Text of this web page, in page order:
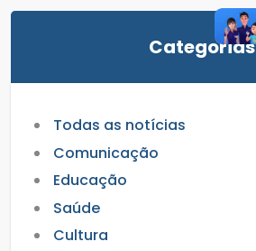
Categorias
Todas as notícias
Comunicação
Educação
Saúde
Cultura